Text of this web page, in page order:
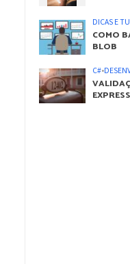
DICAS E
COMO
BLOB
C#•